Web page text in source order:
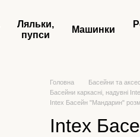
Ляльки,
пупси
Машинки
Головна Басейни та
Басейни каркасні, надувні
Intex Басейн "Мандарин"
Intex